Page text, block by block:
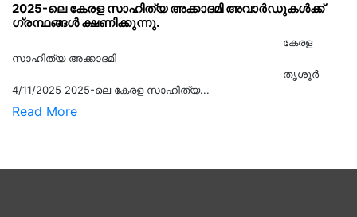
2025-ലെ കേരള സാഹിത്യ അക്കാദമി അവാർഡുകൾക്ക്
ഗ്രന്ഥങ്ങൾ ക്ഷണിക്കുന്നു.
കേരള
സാഹിത്യ അക്കാദമി
തൃശൂര്‍
4/11/2025 2025-ലെ കേരള സാഹിത്യ...
Read More